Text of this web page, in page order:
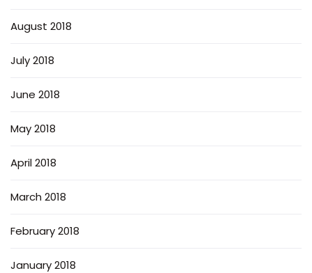
August 2018
July 2018
June 2018
May 2018
April 2018
March 2018
February 2018
January 2018